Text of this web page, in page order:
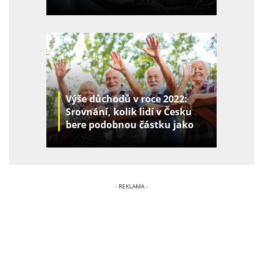
Výše důchodů v roce 2022:
Srovnání, kolik lidí v Česku
bere podobnou částku jako